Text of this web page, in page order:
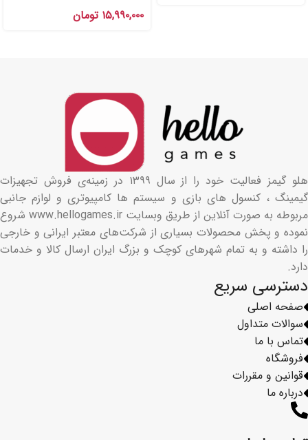
PS۵ بنفش
۱۵,۹۹۰,۰۰۰ تومان
فروشگاه
قوانین و مقررات
درباره ما
دسترسی سریع
صفحه اصلی
سوالات متداول
تماس با ما
هلو گیمز فعالیت خود را از سال ۱۳۹۹ در زمینه‌ی فروش تجهیزات
گیمینگ ، کنسول های بازی و سیستم ها کامپیوتری و لوازم جانبی
مربوطه به صورت آنلاین از طریق وبسایت www.hellogames.ir شروع
نموده و پخش محصولات بسیاری از شرکت‌های معتبر ایرانی و خارجی
را داشته و به تمام شهرهای کوچک و بزرگ ایران ارسال کالا و خدمات
دارد.